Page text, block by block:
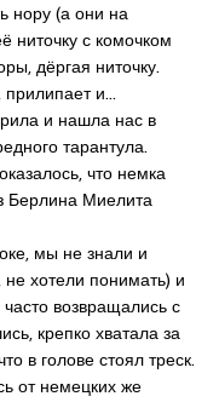
нору (а они на
ниточку с комочком
дёргая ниточку.
прилипает и…
и нашла нас в
тарантула.
что немка
Берлина Миелита
мы не знали и
хотели понимать) и
возвращались с
крепко хватала за
в голове стоял треск.
от немецких же